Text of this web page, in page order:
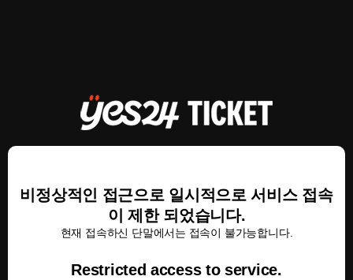
비정상적인 접근으로 일시적으로 서비스 접속
이 제한 되었습니다.
현재 접속하신 단말에서는 접속이 불가능합니다.
Restricted access to service.